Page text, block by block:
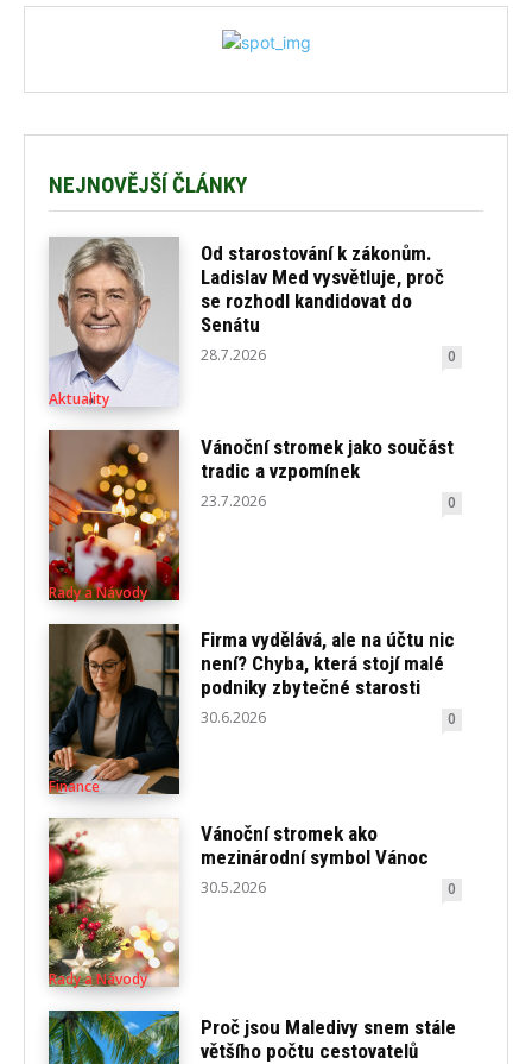
NEJNOVĚJŠÍ ČLÁNKY
Aktuality
Od starostování k zákonům.
Ladislav Med vysvětluje, proč
se rozhodl kandidovat do
Senátu
28.7.2026 0
Rady a Návody
Vánoční stromek jako součást
tradic a vzpomínek
23.7.2026 0
Finance
Firma vydělává, ale na účtu nic
není? Chyba, která stojí malé
podniky zbytečné starosti
30.6.2026 0
Rady a Návody
Vánoční stromek ako
mezinárodní symbol Vánoc
30.5.2026 0
Proč jsou Maledivy snem stále
většího počtu cestovatelů